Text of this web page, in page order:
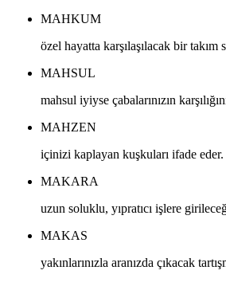
MAHKUM
özel hayatta karşılaşılacak bir takım
MAHSUL
mahsul iyiyse çabalarınızın
MAHZEN
içinizi kaplayan kuşkuları ifade eder.
MAKARA
uzun soluklu, yıpratıcı işlere
MAKAS
yakınlarınızla aranızda çıkacak